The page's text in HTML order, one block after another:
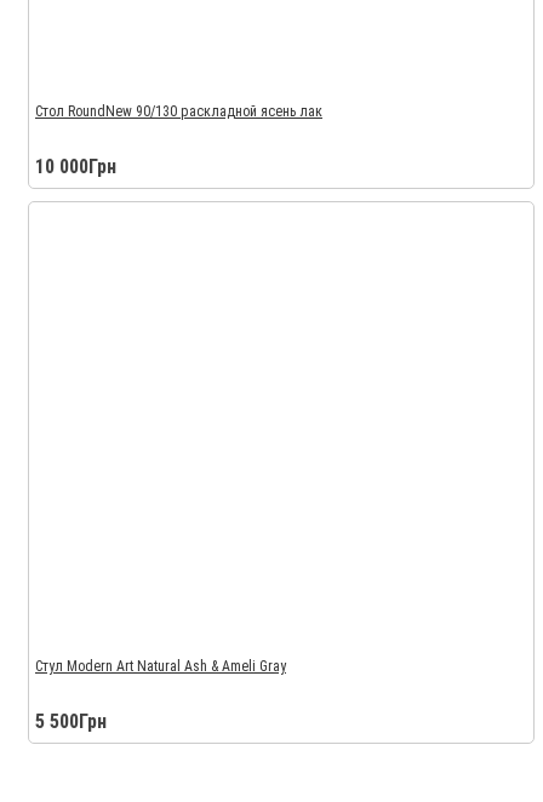
Стол RoundNew 90/130 раскладной ясень лак
10 000Грн
Стул Modern Art Natural Ash & Ameli Gray
5 500Грн